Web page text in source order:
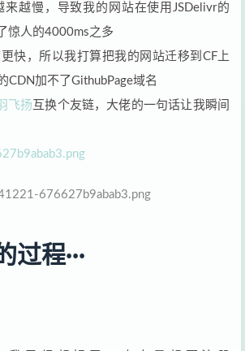
来越慢，导致我的网站在使用JSDelivr的
惊人的4000ms之多
快，所以我打算把我的网站迁移到CF上
CDN加不了GithubPage域名
飞扬 互换个友链，大佬的一句话让我瞬间
676627b9abab3.png
程···